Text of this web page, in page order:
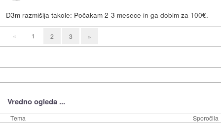
D3m razmišlja takole: Počakam 2-3 mesece in ga dobim za 100€.
« 1 2 3 »
Vredno ogleda ...
Tema Sporočila